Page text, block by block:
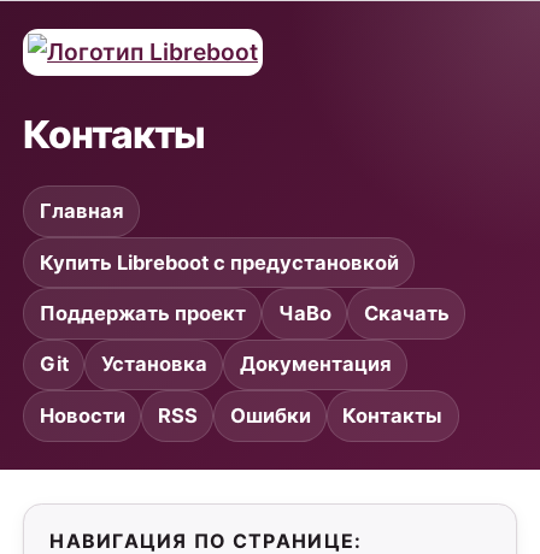
Контакты
Главная
Купить Libreboot с предустановкой
Поддержать проект ЧаВо Скачать
Git Установка Документация
Новости RSS Ошибки Контакты
НАВИГАЦИЯ ПО СТРАНИЦЕ: